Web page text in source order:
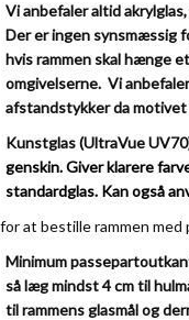
Vi anbefaler altid
Der er ingen synsmæssig
hvis rammen skal hænge
omgivelserne. Vi
afstandstykker da motivet
Kunstglas (UltraVue
genskin. Giver klarere
standardglas. Kan også
at bestille rammen
Minimum
så læg mindst 4 cm til
til rammens glasmål og